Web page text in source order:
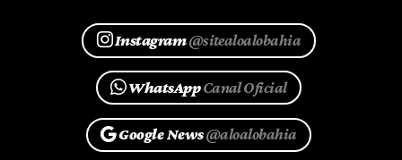
Instagram@sitealoalobahia
WhatsAppCanal Oficial
Google News@aloalobahia